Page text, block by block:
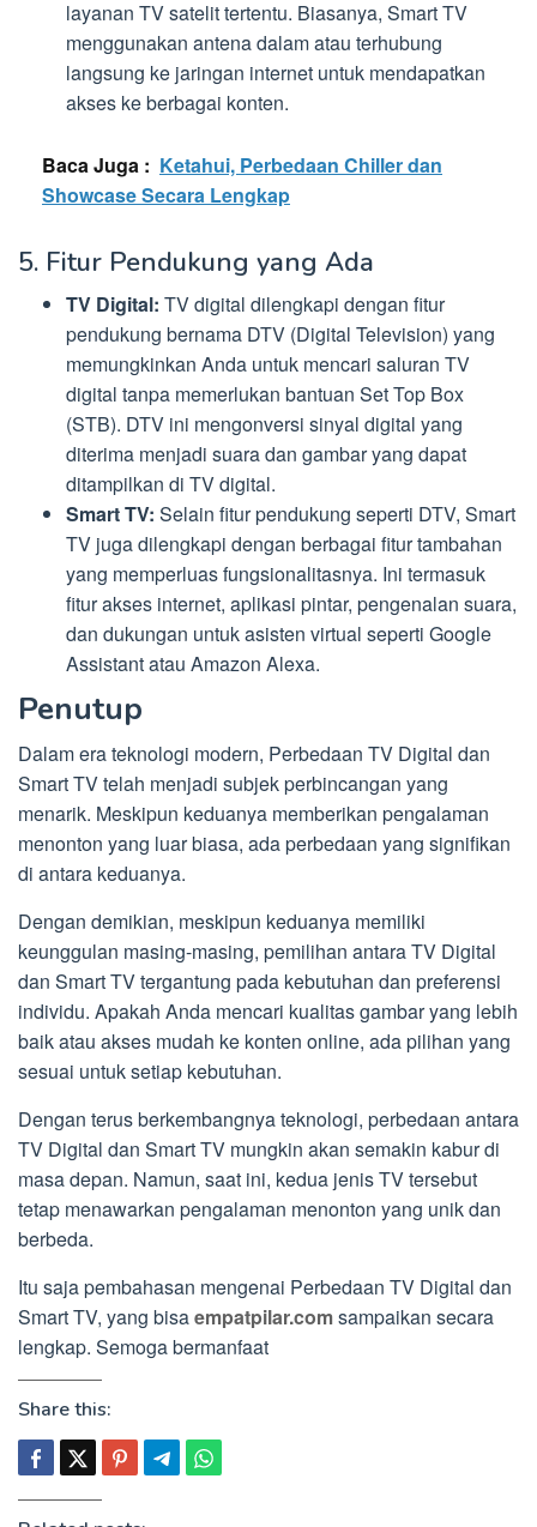
layanan TV satelit tertentu. Biasanya, Smart TV
menggunakan antena dalam atau terhubung
langsung ke jaringan internet untuk mendapatkan
akses ke berbagai konten.
Baca Juga : Ketahui, Perbedaan Chiller dan
Showcase Secara Lengkap
5. Fitur Pendukung yang Ada
TV Digital: TV digital dilengkapi dengan fitur
pendukung bernama DTV (Digital Television) yang
memungkinkan Anda untuk mencari saluran TV
digital tanpa memerlukan bantuan Set Top Box
(STB). DTV ini mengonversi sinyal digital yang
diterima menjadi suara dan gambar yang dapat
ditampilkan di TV digital.
Smart TV: Selain fitur pendukung seperti DTV, Smart
TV juga dilengkapi dengan berbagai fitur tambahan
yang memperluas fungsionalitasnya. Ini termasuk
fitur akses internet, aplikasi pintar, pengenalan suara,
dan dukungan untuk asisten virtual seperti Google
Assistant atau Amazon Alexa.
Penutup
Dalam era teknologi modern, Perbedaan TV Digital dan
Smart TV telah menjadi subjek perbincangan yang
menarik. Meskipun keduanya memberikan pengalaman
menonton yang luar biasa, ada perbedaan yang signifikan
di antara keduanya.
Dengan demikian, meskipun keduanya memiliki
keunggulan masing-masing, pemilihan antara TV Digital
dan Smart TV tergantung pada kebutuhan dan preferensi
individu. Apakah Anda mencari kualitas gambar yang lebih
baik atau akses mudah ke konten online, ada pilihan yang
sesuai untuk setiap kebutuhan.
Dengan terus berkembangnya teknologi, perbedaan antara
TV Digital dan Smart TV mungkin akan semakin kabur di
masa depan. Namun, saat ini, kedua jenis TV tersebut
tetap menawarkan pengalaman menonton yang unik dan
berbeda.
Itu saja pembahasan mengenai Perbedaan TV Digital dan
Smart TV, yang bisaempatpilar.comsampaikan secara
lengkap. Semoga bermanfaat
Share this: